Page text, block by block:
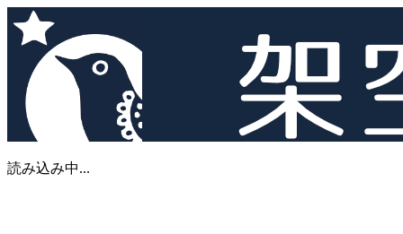
読み込み中...